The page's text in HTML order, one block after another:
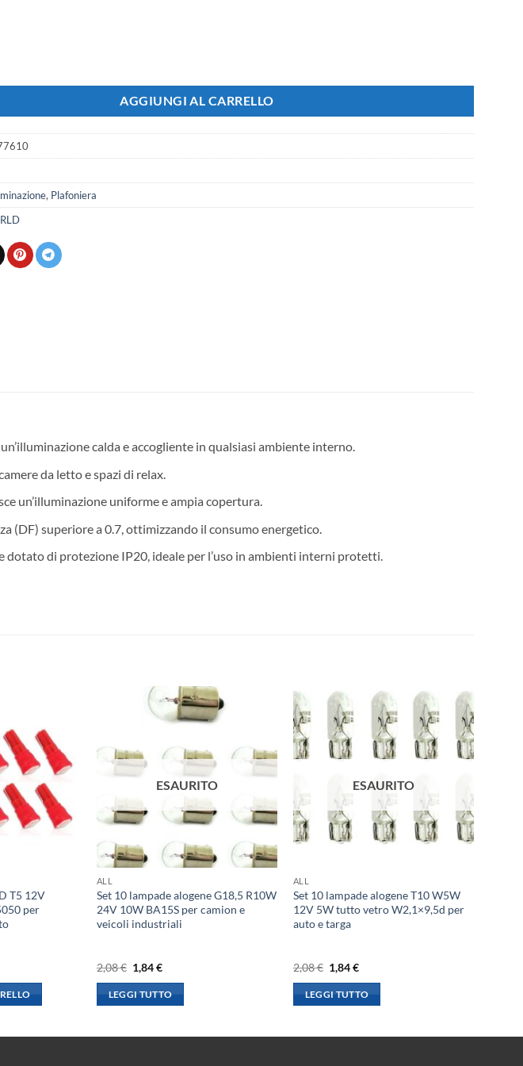
AGGIUNGI AL CARRELLO
, Plafoniera
calda e accogliente in qualsiasi ambiente interno.
da letto e spazi di relax.
un’illuminazione uniforme e ampia copertura.
(DF) superiore a 0.7, ottimizzando il consumo energetico.
di protezione IP20, ideale per l’uso in ambienti interni protetti.
T5 12V
per
ESAURITO
ALL
Set 10 lampade alogene G18,5 R10W
24V 10W BA15S per camion e
veicoli industriali
2,08€ Il
prezzo
originale
era:
1,84€Il
attuale
è:
LEGGI TUTTO
ESAURITO
ALL
Set 10 lampade alogene T10 W5W
12V 5W tutto vetro W2,1×9,5d per
auto e targa
2,08€ Il
prezzo
originale
era:
1,84€Il
attuale
è:
LEGGI TUTTO